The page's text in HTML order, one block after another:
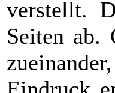
verstellt.
Seiten ab.